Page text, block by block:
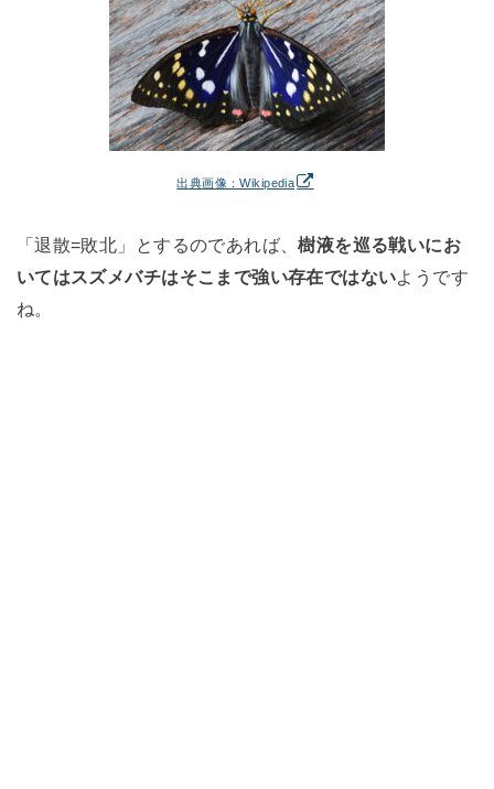
出典画像：Wikipedia
「退散=敗北」とするのであれば、樹液を巡る戦いにお
いてはスズメバチはそこまで強い存在ではないようです
ね。